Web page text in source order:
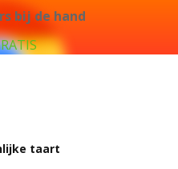
bij de hand
taart